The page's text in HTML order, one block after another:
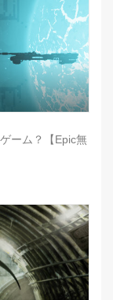
ーム？【Epic無